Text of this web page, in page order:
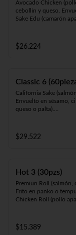
Avocado Chicken
cebollín y queso.
Sake Edu (camarón
Envuelto en ciboulette,
palta o queso).
en panko).
$26.224
Classic 6
California Sake
Envuelto en sésamo,
queso o palta).
queso o palta).
Sake Edu (camarón
Panko Kani
Frito en panko).
Hosomaki Green
en nori).
$29.522
Hot 3 (30pzs)
Premiun Roll (salmón,
Frito en panko o
Chicken Roll (pollo
palta. Envuelto en
maracuyá).
$15.389